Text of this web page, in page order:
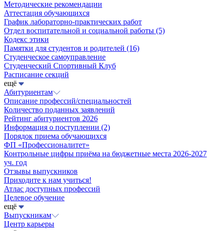
Методические рекомендации
Аттестация обучающихся
График лабораторно-практических работ
Отдел воспитательной и социальной работы (5)
Кодекс этики
Памятки для студентов и родителей (16)
Студенческое самоуправление
Студенческий Спортивный Клуб
Расписание секций
ещё
Абитуриентам
Описание профессий/специальностей
Количество поданных заявлений
Рейтинг абитуриентов 2026
Информация о поступлении (2)
Порядок приема обучающихся
ФП «Профессионалитет»
Контрольные цифры приёма на бюджетные места 2026-2027
уч. год
Отзывы выпускников
Приходите к нам учиться!
Атлас доступных профессий
Целевое обучение
ещё
Выпускникам
Центр карьеры